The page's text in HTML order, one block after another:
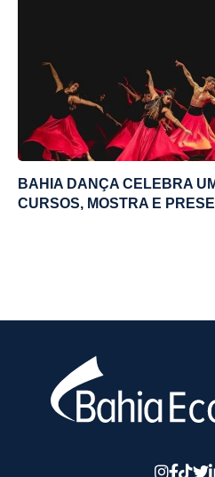
BAHIA DANÇA CELEBRA
CURSOS, MOSTRA E